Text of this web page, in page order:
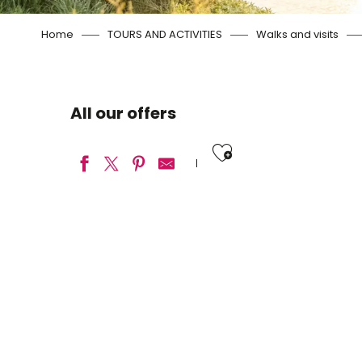
Home TOURS AND ACTIVITIES Walks and visits
All our offers
Ajouter